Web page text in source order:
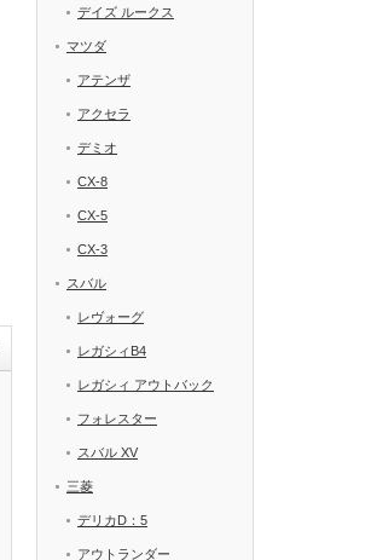
デイズ ルークス
マツダ
アテンザ
アクセラ
デミオ
CX-8
CX-5
CX-3
スバル
レヴォーグ
レガシィB4
レガシィ アウトバック
フォレスター
スバル XV
三菱
デリカD：5
アウトランダー